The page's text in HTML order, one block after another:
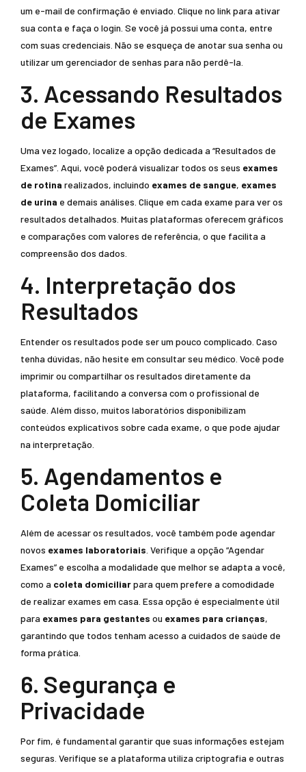
um e-mail de confirmação é enviado. Clique no link para ativar
sua conta e faça o login. Se você já possui uma conta, entre
com suas credenciais. Não se esqueça de anotar sua senha ou
utilizar um gerenciador de senhas para não perdê-la.
3. Acessando Resultados
de Exames
Uma vez logado, localize a opção dedicada a “Resultados de
Exames”. Aqui, você poderá visualizar todos os seus exames
de rotina realizados, incluindo exames de sangue, exames
de urina e demais análises. Clique em cada exame para ver os
resultados detalhados. Muitas plataformas oferecem gráficos
e comparações com valores de referência, o que facilita a
compreensão dos dados.
4. Interpretação dos
Resultados
Entender os resultados pode ser um pouco complicado. Caso
tenha dúvidas, não hesite em consultar seu médico. Você pode
imprimir ou compartilhar os resultados diretamente da
plataforma, facilitando a conversa com o profissional de
saúde. Além disso, muitos laboratórios disponibilizam
conteúdos explicativos sobre cada exame, o que pode ajudar
na interpretação.
5. Agendamentos e
Coleta Domiciliar
Além de acessar os resultados, você também pode agendar
novos exames laboratoriais . Verifique a opção “Agendar
Exames” e escolha a modalidade que melhor se adapta a você,
como a coleta domiciliarpara quem prefere a comodidade
de realizar exames em casa. Essa opção é especialmente útil
para exames para gestantes ou exames para crianças,
garantindo que todos tenham acesso a cuidados de saúde de
forma prática.
6. Segurança e
Privacidade
Por fim, é fundamental garantir que suas informações estejam
seguras. Verifique se a plataforma utiliza criptografia e outras